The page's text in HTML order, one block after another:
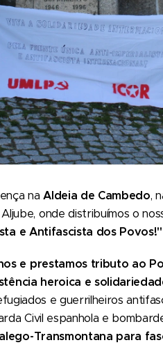
naAldeia de Cambedo,
onde distribuímos o
e Antifascista dos Povos!"
e prestamos tributo ao
heroica e
e guerrilheiros
Civil espanhola e
Transmontana para